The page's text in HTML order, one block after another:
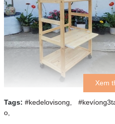
Thiết kế
Xem
Tags: #kedelovisong,
o,